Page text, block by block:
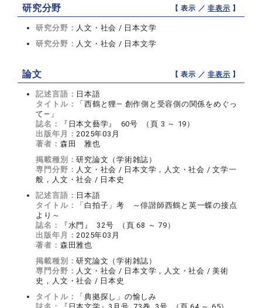
研究分野 【 表示 ／非表示 】
研究分野： 人文・社会 / 日本文学
研究分野： 人文・社会 / 日本文学
論文 【 表示 ／非表示 】
記述言語： 日本語
タイトル：
「西鶴と狸― 創作側と受容側の関係をめぐっ
て―」
誌名：
『日本文藝学』 60号 （頁 3 ～ 19）
出版年月：2025年03月
著者： 森田 雅也
掲載種別：研究論文（学術雑誌）
専門分野： 人文・社会 / 日本文学，人文・社会 / 文学一
般，人文・社会 / 日本史
記述言語： 日本語
タイトル：
「白拍子」考 ～俳諧師西鶴と英一蝶の接点
より～
誌名：
『水門』 32号 （頁 68 ～ 79）
出版年月：2025年03月
著者： 森田雅也
掲載種別：研究論文（学術雑誌）
専門分野： 人文・社会 / 日本文学，人文・社会 / 美術
史，人文・社会 / 日本史
タイトル：
「典拠探し」の愉しみ